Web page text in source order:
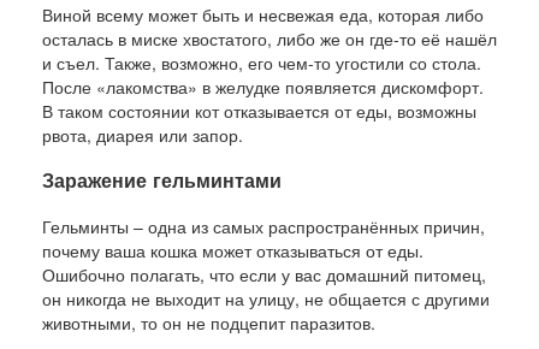
Виной всему может быть и несвежая еда, которая либо
осталась в миске хвостатого, либо же он где-то её нашёл
и съел. Также, возможно, его чем-то угостили со стола.
После «лакомства» в желудке появляется дискомфорт.
В таком состоянии кот отказывается от еды, возможны
рвота, диарея или запор.
Заражение гельминтами
Гельминты – одна из самых распространённых причин,
почему ваша кошка может отказываться от еды.
Ошибочно полагать, что если у вас домашний питомец,
он никогда не выходит на улицу, не общается с другими
животными, то он не подцепит паразитов.